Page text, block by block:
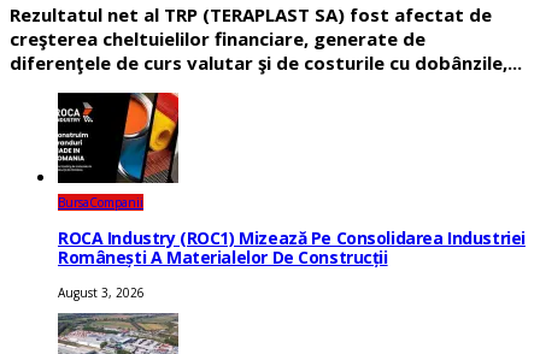
Rezultatul net al TRP (TERAPLAST SA) fost afectat de
creşterea cheltuielilor financiare, generate de
diferenţele de curs valutar şi de costurile cu dobânzile,...
BursaCompanii
ROCA Industry (ROC1) Mizează Pe Consolidarea Industriei
Românești A Materialelor De Construcții
August 3, 2026